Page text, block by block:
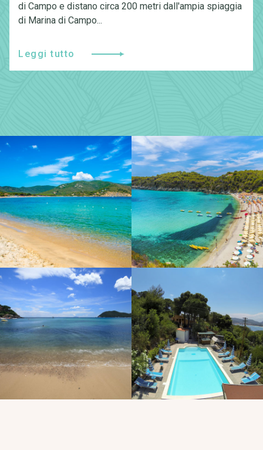
di Campo e distano circa 200 metri dall'ampia spiaggia
di Marina di Campo...
Leggi tutto
Leggi tutto